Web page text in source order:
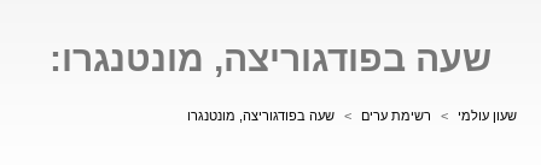
שעה בפודגוריצה, מונטנגרו:
שעון עולמי > רשימת ערים > שעה בפודגוריצה, מונטנגרו